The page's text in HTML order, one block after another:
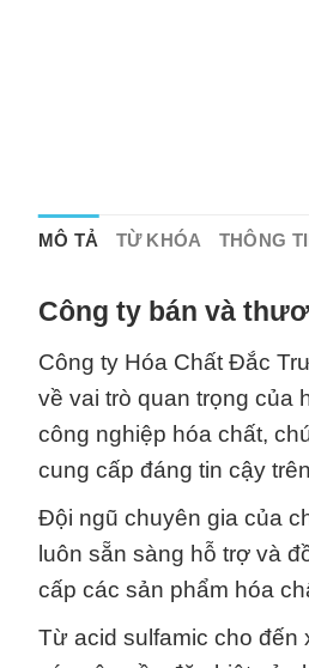
MÔ TẢ TỪ KHÓA THÔNG
Công ty bán và
Công ty Hóa Chất Đắc
về vai trò quan trọng của
công nghiệp hóa chất,
cung cấp đáng tin cậy
Đội ngũ chuyên gia của
luôn sẵn sàng hỗ trợ và
cấp các sản phẩm hóa
Từ acid sulfamic cho đến